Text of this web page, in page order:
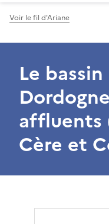
Voir le fil d'Ariane
Le
affluents
Cère et